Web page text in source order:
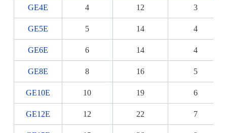
GE4E 4 12 3
GE5E 5 14 4
GE6E 6 14 4
GE8E 8 16 5
GE10E 10 19 6
GE12E 12 22 7